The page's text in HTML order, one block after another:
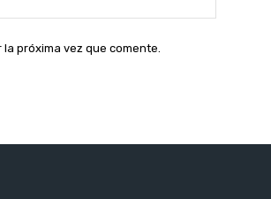
web:
próxima vez que comente.